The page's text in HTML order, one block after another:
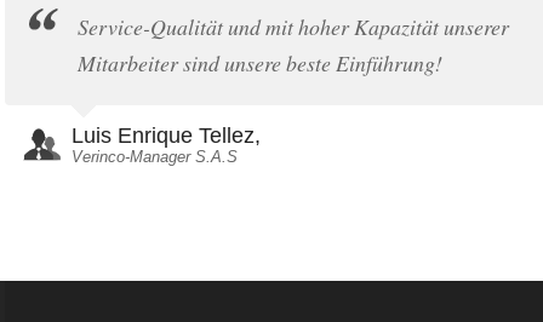
Service-Qualität und mit hoher Kapazität unserer
Mitarbeiter sind unsere beste Einführung!
Luis Enrique Tellez,
Verinco-Manager S.A.S